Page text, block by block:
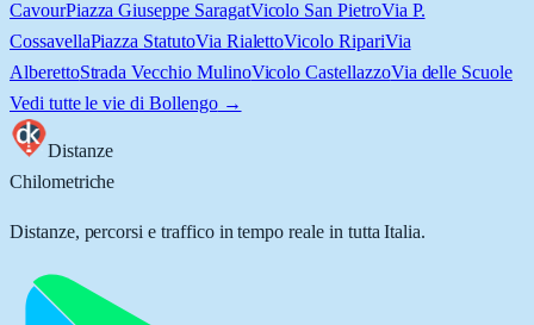
CavourPiazza Giuseppe SaragatVicolo San PietroVia P.
CossavellaPiazza StatutoVia RialettoVicolo RipariVia
AlberettoStrada Vecchio MulinoVicolo CastellazzoVia delle Scuole
Vedi tutte le vie di Bollengo→
Distanze
Chilometriche
Distanze, percorsi e traffico in tempo reale in tutta Italia.